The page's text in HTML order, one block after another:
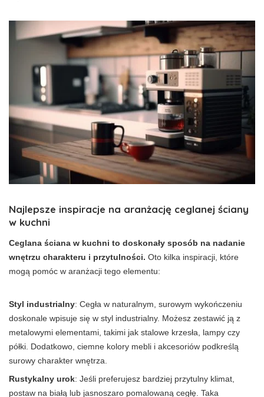
Najlepsze inspiracje na aranżację ceglanej ściany
w kuchni
Ceglana ściana w kuchni to doskonały sposób na nadanie
wnętrzu charakteru i przytulności. Oto kilka inspiracji, które
mogą pomóc w aranżacji tego elementu:
Styl industrialny: Cegła w naturalnym, surowym wykończeniu
doskonale wpisuje się w styl industrialny. Możesz zestawić ją z
metalowymi elementami, takimi jak stalowe krzesła, lampy czy
półki. Dodatkowo, ciemne kolory mebli i akcesoriów podkreślą
surowy charakter wnętrza.
Rustykalny urok: Jeśli preferujesz bardziej przytulny klimat,
postaw na białą lub jasnoszaro pomalowaną cegłę. Taka